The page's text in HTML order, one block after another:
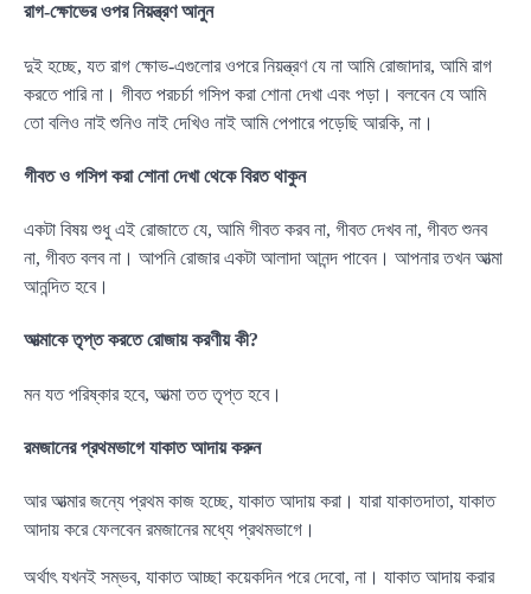
রাগ-ক্ষোভের ওপর নিয়ন্ত্রণ আনুন
দুই হচ্ছে, যত রাগ ক্ষোভ-এগুলোর ওপরে নিয়ন্ত্রণ যে না আমি রোজাদার, আমি রাগ
করতে পারি না। গীবত পরচর্চা গসিপ করা শোনা দেখা এবং পড়া। বলবেন যে আমি
তো বলিও নাই শুনিও নাই দেখিও নাই আমি পেপারে পড়েছি আরকি, না।
গীবত ও গসিপ করা শোনা দেখা থেকে বিরত থাকুন
একটা বিষয় শুধু এই রোজাতে যে, আমি গীবত করব না, গীবত দেখব না, গীবত শুনব
না, গীবত বলব না। আপনি রোজার একটা আলাদা আনন্দ পাবেন। আপনার তখন আত্মা
আনন্দিত হবে।
আত্মাকে তৃপ্ত করতে রোজায় করণীয় কী?
মন যত পরিষ্কার হবে, আত্মা তত তৃপ্ত হবে।
রমজানের প্রথমভাগে যাকাত আদায় করুন
আর আত্মার জন্যে প্রথম কাজ হচ্ছে, যাকাত আদায় করা। যারা যাকাতদাতা, যাকাত
আদায় করে ফেলবেন রমজানের মধ্যে প্রথমভাগে।
অর্থাৎ যখনই সম্ভব, যাকাত আচ্ছা কয়েকদিন পরে দেবো, না। যাকাত আদায় করার